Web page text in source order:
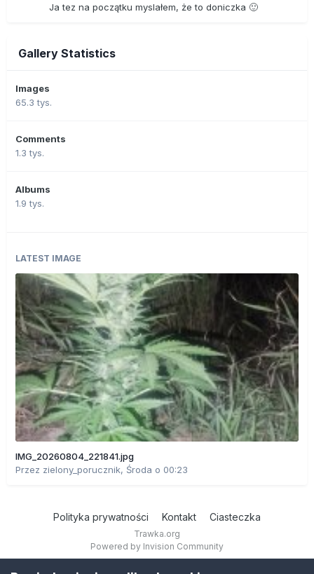
Ja tez na początku myslałem, że to doniczka 🙂
Gallery Statistics
Images
65.3 tys.
Comments
1.3 tys.
Albums
1.9 tys.
LATEST IMAGE
IMG_20260804_221841.jpg
Przez zielony_porucznik, Środa o 00:23
Polityka prywatności Kontakt Ciasteczka
Trawka.org
Powered by Invision Community